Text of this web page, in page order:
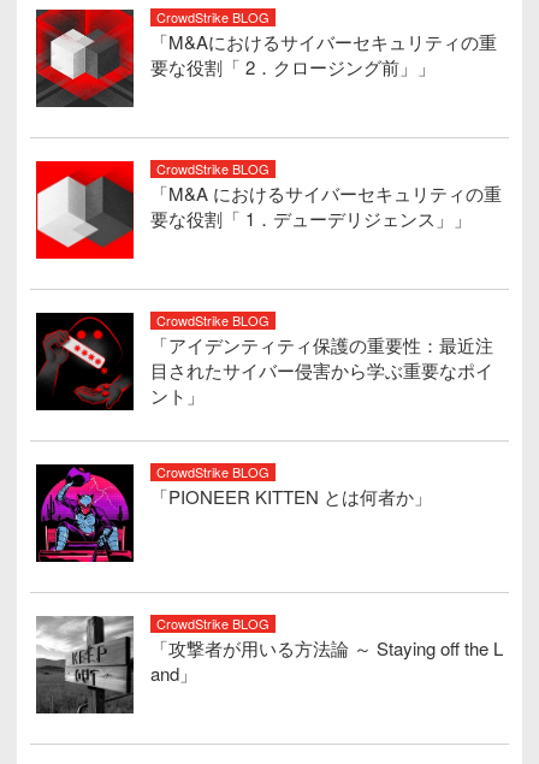
CrowdStrike BLOG
「M&Aにおけるサイバーセキュリティの重
要な役割「 2．クロージング前」」
CrowdStrike BLOG
「M&A におけるサイバーセキュリティの重
要な役割「 1．デューデリジェンス」」
CrowdStrike BLOG
「アイデンティティ保護の重要性：最近注
目されたサイバー侵害から学ぶ重要なポイ
ント」
CrowdStrike BLOG
「PIONEER KITTEN とは何者か」
CrowdStrike BLOG
「攻撃者が用いる方法論 ～ Staying off the L
and」